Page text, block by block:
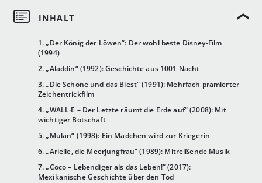
1. „Der König der Löwen“: Der wohl beste Disney-Film
(1994)
2. „Aladdin“ (1992): Geschichte aus 1001 Nacht
3. „Die Schöne und das Biest“ (1991): Mehrfach prämierter
Zeichentrickfilm
4. „WALL·E – Der Letzte räumt die Erde auf“ (2008): Mit
wichtiger Botschaft
5. „Mulan“ (1998): Ein Mädchen wird zur Kriegerin
6. „Arielle, die Meerjungfrau“ (1989): Mitreißende Musik
7. „Coco – Lebendiger als das Leben!“ (2017):
Mexikanische Geschichte über den Tod